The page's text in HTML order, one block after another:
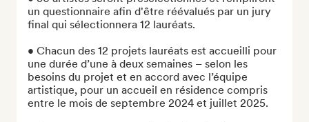
un questionnaire afin d'être réévalués par un jury
final qui sélectionnera 12 lauréats.
• Chacun des 12 projets lauréats est accueilli pour
une durée d’une à deux semaines – selon les
besoins du projet et en accord avec l’équipe
artistique, pour un accueil en résidence compris
entre le mois de septembre 2024 et juillet 2025.